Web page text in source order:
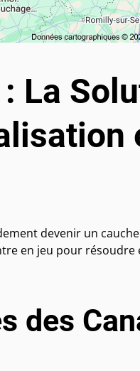
La
devenir un
en jeu pour
des